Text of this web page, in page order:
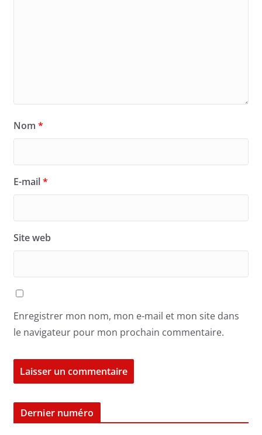
Nom *
E-mail*
Site web
Enregistrer mon nom, mon e-mail et mon site dans
le navigateur pour mon prochain commentaire.
Dernier numéro